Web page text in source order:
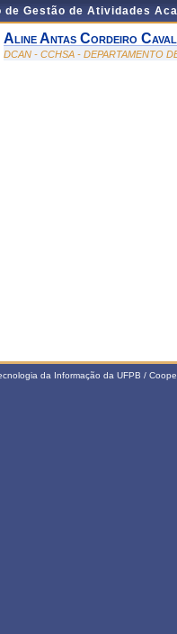
de Gestão de Atividades
Aline Antas Cordeiro
DCAN - CCHSA - DEPARTAMENTO
da Informação da UFPB /